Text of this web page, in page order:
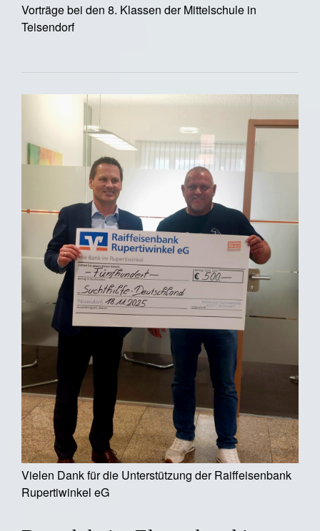
Vorträge bei den 8. Klassen der Mittelschule in
Teisendorf
Vielen Dank für die Unterstützung der Raiffeisenbank
Rupertiwinkel eG